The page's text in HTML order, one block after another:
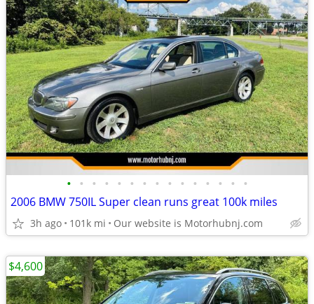
• • • • • • • • • • • • • • •
2006 BMW 750IL Super clean runs great 100k miles
3h ago 101k mi Our website is Motorhubnj.com
$4,600